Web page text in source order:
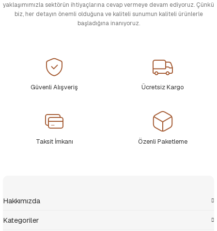
yaklaşımımızla sektörün ihtiyaçlarına cevap vermeye devam ediyoruz. Çünkü
biz, her detayın önemli olduğuna ve kaliteli sunumun kaliteli ürünlerle
başladığına inanıyoruz.
Güvenli Alışveriş Ücretsiz Kargo
Taksit İmkanı Özenli Paketleme
Hakkımızda
Kategoriler